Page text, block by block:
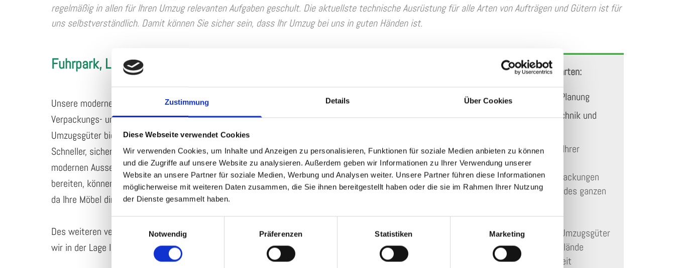
Zustimmung Details Über Cookies
Diese Webseite verwendet Cookies
Wir verwenden Cookies, um Inhalte und Anzeigen zu personalisieren, Funktionen für soziale Medien anbieten zu können
und die Zugriffe auf unsere Website zu analysieren. Außerdem geben wir Informationen zu Ihrer Verwendung unserer
Website an unsere Partner für soziale Medien, Werbung und Analysen weiter. Unsere Partner führen diese Informationen
möglicherweise mit weiteren Daten zusammen, die Sie ihnen bereitgestellt haben oder die sie im Rahmen Ihrer Nutzung
der Dienste gesammelt haben.
Notwendig
Präferenzen Statistiken Marketing
regelmäßig in allen für Ihren Umzug relevanten Aufgaben geschult. Die aktuellste technische Ausrüstung für alle Arten von Aufträgen und Gütern ist für
uns selbstverständlich. Damit können Sie sicher sein, dass Ihr Umzug bei uns in guten Händen ist.
Fuhrpark, Lager & technische Ausrüstung
Unsere modernen Fahrzeuge sind mit Zurrleisten und -riemen sowie mit großen Mengen von
Verpackungs- und Schutzmaterialien ausgestattet. Für besonders große oder schwere
Umzugsgüter bieten wir Ihnen unsere Spezialfahrzeuge mit Ladebordwand.
Schneller, sicherer und schonender als auf herkömmliche Art, geht Ihr Umzug mit unserem
modernen Aussenaufzug. Insbesondere grosse Gegenstände, die im Treppenhaus Schwierigkeiten
bereiten, können so sicher verladen werden. Treppenhauswände bleiben sauber und unbeschädigt,
da Ihre Möbel direkt vom LKW in die gewünschte Etage befördert werden.
Des weiteren verfügen wir in Selm über ein beheiztes Lager mit 1500qm Lagerfläche. Somit sind
wir in der Lage Ihr Gut sicher und unbeschadet für Sie aufzubewahren.
Das können Sie von uns erwarten:
Eine vorausschauende Planung
Modernste Transporttechnik und
Sorgfältige Behandlung Ihrer
Umzugsgüter
Umweltfreundliche Verpackungen
Erreichbarkeit während des ganzen
Termintreue
Sichere Lagerung Ihrer Umzugsgüter
auf unserem Betriebsgelände
Hohe Kundenzufriedenheit